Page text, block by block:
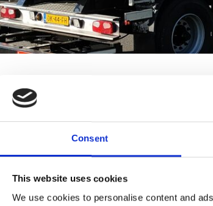
Consent
This website uses cookies
We use cookies to personalise content and
Nieuwe
voor HRS